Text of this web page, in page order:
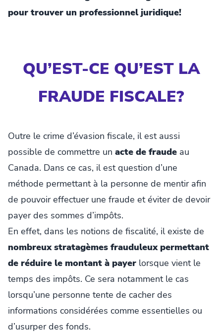
pour trouver un professionnel juridique!
QU’EST-CE QU’EST LA
FRAUDE FISCALE?
Outre le crime d’évasion fiscale, il est aussi
possible de commettre un acte de fraude au
Canada. Dans ce cas, il est question d’une
méthode permettant à la personne de mentir afin
de pouvoir effectuer une fraude et éviter de devoir
payer des sommes d’impôts.
En effet, dans les notions de fiscalité, il existe de
nombreux stratagèmes frauduleux permettant
de réduire le montant à payer lorsque vient le
temps des impôts. Ce sera notamment le cas
lorsqu’une personne tente de cacher des
informations considérées comme essentielles ou
d’usurper des fonds.